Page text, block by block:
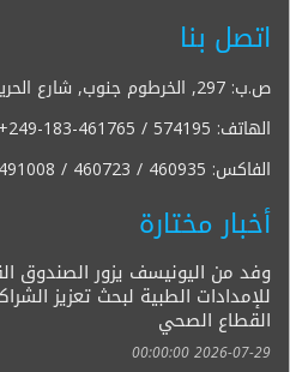
اتصل بنا
ص.ب: 297, الخرطوم جنوب, شارع الحرية, الخرطوم, السودان
الهاتف: +249-183-461765 / 574195
الفاكس: / 460723 / 460935
أخبار مختارة
وفد من اليونيسف يزور الصندوق
للإمدادات الطبية لبحث تعزيز
القطاع الصحي
2026-07-29 00:00:00